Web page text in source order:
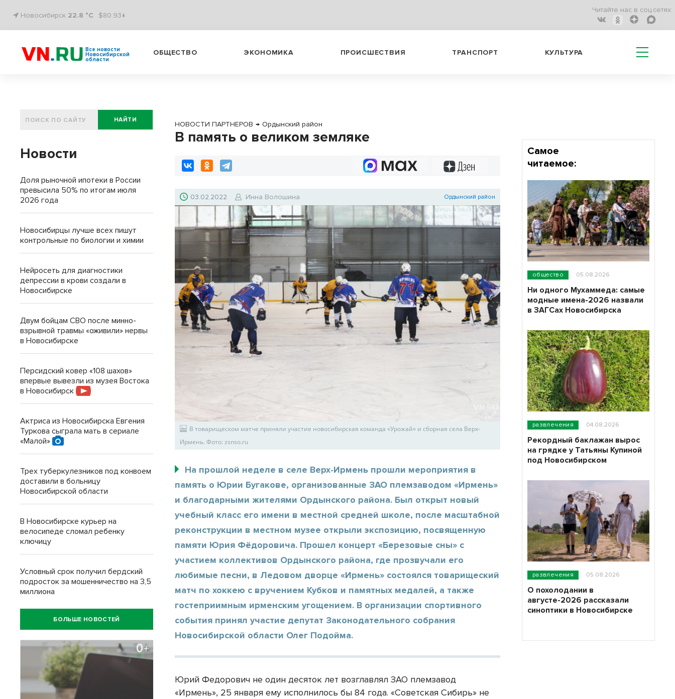
Новосибирск 22.8 °C $80.93↓
Читайте нас в соц.сетях:
Все новости
Новосибирской
области
ОБЩЕСТВО ЭКОНОМИКА ПРОИСШЕСТВИЯ ТРАНСПОРТ КУЛЬТУРА
НОВОСТИ ПАРТНЕРОВ → Ордынский район
В память о великом земляке
03.02.2022 Инна Волошина Ордынский район
В товарищеском матче приняли участие новосибирская команда «Урожай» и сборная села Верх-
Ирмень. Фото: zsnso.ru
На прошлой неделе в селе Верх-Ирмень прошли мероприятия в
память о Юрии Бугакове, организованные ЗАО племзаводом «Ирмень»
и благодарными жителями Ордынского района. Был открыт новый
учебный класс его имени в местной средней школе, после масштабной
реконструкции в местном музее открыли экспозицию, посвященную
памяти Юрия Фёдоровича. Прошел концерт «Березовые сны» с
участием коллективов Ордынского района, где прозвучали его
любимые песни, в Ледовом дворце «Ирмень» состоялся товарищеский
матч по хоккею с вручением Кубков и памятных медалей, а также
гостеприимным ирменским угощением. В организации спортивного
события принял участие депутат Законодательного собрания
Новосибирской области Олег Подойма.
Юрий Федорович не один десяток лет возглавлял ЗАО племзавод
«Ирмень», 25 января ему исполнилось бы 84 года. «Советская Сибирь» не
НАЙТИ
Новости
Доля рыночной ипотеки в России
превысила 50% по итогам июля
2026 года
Новосибирцы лучше всех пишут
контрольные по биологии и химии
Нейросеть для диагностики
депрессии в крови создали в
Новосибирске
Двум бойцам СВО после минно-
взрывной травмы «оживили» нервы
в Новосибирске
Персидский ковер «108 шахов»
впервые вывезли из музея Востока
в Новосибирск
Актриса из Новосибирска Евгения
Туркова сыграла мать в сериале
«Малой»
Трех туберкулезников под конвоем
доставили в больницу
Новосибирской области
В Новосибирске курьер на
велосипеде сломал ребенку
ключицу
Условный срок получил бердский
подросток за мошенничество на 3,5
миллиона
БОЛЬШЕ НОВОСТЕЙ
Самое
читаемое:
общество 05.08.2026
Ни одного Мухаммеда: самые
модные имена-2026 назвали
в ЗАГСах Новосибирска
развлечения 04.08.2026
Рекордный баклажан вырос
на грядке у Татьяны Купиной
под Новосибирском
развлечения 05.08.2026
О похолодании в
августе-2026 рассказали
синоптики в Новосибирске